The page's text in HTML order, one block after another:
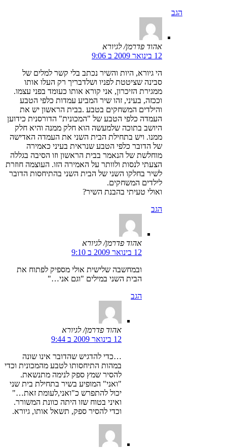
הגב
אהוד פדרמן/ לגיורא
12 בינואר 2009 ב 9:06
הי גיורא, היות והשיר נכתב בלי קשר למלים של
סבינה שציטטת לפניו ושלדבריך רק העלו אותו
ממגירת הזיכרון, אני קורא אותו כעומד בפני עצמו.
וככזה, בעיני, זהו שיר המביע עמדות כלפי הטבע
והילדים המשחקים בטבע .בבית הראשון יש את
העמדה כלפי הטבע של "המכונית" הדורסנית כידוען
היושב בתוכה שלמעשה הוא חלק ממנה והיא חלק
ממנו. ויש בתחילת הבית השני את העמדה האדישה
של הדובר כלפי הטבע שנראית בעיני כאמירה
מוחלשת של הנאמר בבית הראשון וזו הסיבה בגללה
הצעתי לנסות ולוותר על האמירה הזו. העוצמה חוזרת
לשיר בחלקו השני של הבית השני בהתיחסות הדובר
לילדים המשחקים.
ואולי טעיתי בהבנת השיר?
הגב
אהוד פדרמן/ לגיורא
12 בינואר 2009 ב 9:10
ובמחשבה שלישית אולי מספיק לפתוח את
הבית השני במילים "וגם אני…"
הגב
אהוד פדרמן/ לגיורא
12 בינואר 2009 ב 9:44
…כדי להדגיש שהדובר אינו שונה
במהות התיחסותו לטבע מהמכונית וכדי
להסיר שמץ ספק לנימה מתנשאת.
"ואני" המופיע בשיר בתחילת בית שני
יכול להתפרש כ"ואני,לעומת זאת…"
ואיני בטוח שזו היתה כוונת המשורר.
וכדי להסיר ספק, תשאל אותו, גיורא.